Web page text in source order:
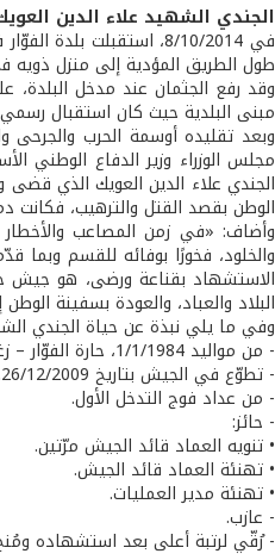
الجندي الشهيد علاء الدين
في 8/10/2014، استقبلت
طول الطريق المؤدية إلى منزل ذويه
وقد رفع الجثمان عند مدخل البلدة،
مبنى البلدية حيث كان استقبال
وبعد تقليده أوسمة الحرب والجرحى
مجلس الوزراء وزير الدفاع الوطني
الجندي علاء الدين العويك الذي قضى
الوطن بقصد القتل والترهيب، فكانت
وأضاف: «في زمن المصاعب والأخطار
والخلود، فخورًا بوفائه للقسم
الاستشهاد بقناعة ورضى، هو جيش
البلاد والعباد، والعودة بسفينة
وفي ما يلي نبذة عن حياة الجندي
- من مواليد 1/1/1984، حارة الفوّار – زغرتا.
- تطوّع في الجيش بتاريخ 26/12/2009.
- من عداد فوج التدخل الأول.
- حائز:
• تنويه العماد قائد الجيش مرّتين.
• تهنئة العماد قائد الجيش.
• تهنئة مدير العمليات.
- عازب.
- رُقّي لرتبة أعلى بعد استشهاده